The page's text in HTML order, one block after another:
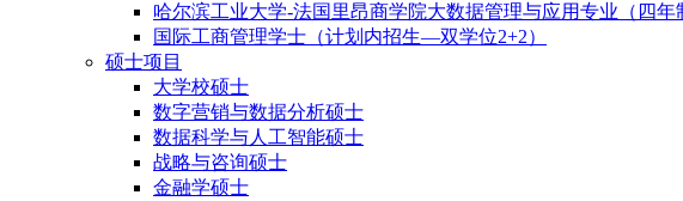
哈尔滨工业大学-法国里昂商学院大数据管理与应用专业（四年
国际工商管理学士（计划内招生—双学位2+2）
硕士项目
大学校硕士
数字营销与数据分析硕士
数据科学与人工智能硕士
战略与咨询硕士
金融学硕士